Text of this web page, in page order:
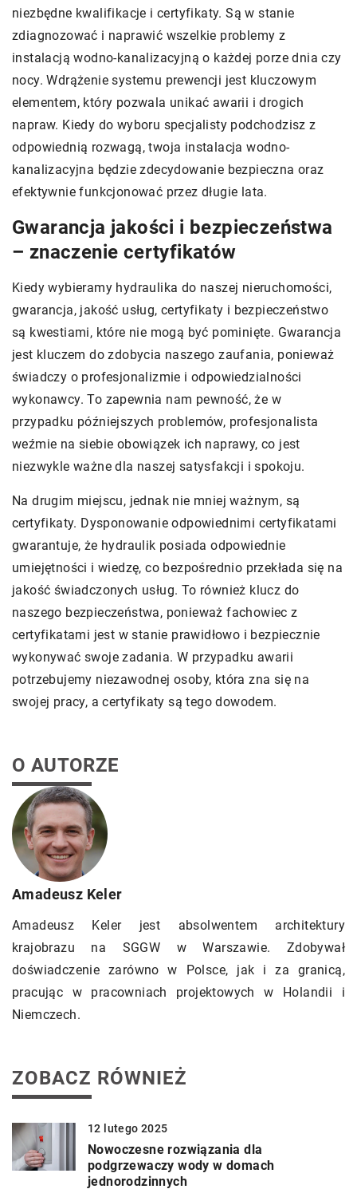
niezbędne kwalifikacje i certyfikaty. Są w stanie
zdiagnozować i naprawić wszelkie problemy z
instalacją wodno-kanalizacyjną o każdej porze dnia czy
nocy. Wdrążenie systemu prewencji jest kluczowym
elementem, który pozwala unikać awarii i drogich
napraw. Kiedy do wyboru specjalisty podchodzisz z
odpowiednią rozwagą, twoja instalacja wodno-
kanalizacyjna będzie zdecydowanie bezpieczna oraz
efektywnie funkcjonować przez długie lata.
Gwarancja jakości i bezpieczeństwa
– znaczenie certyfikatów
Kiedy wybieramy hydraulika do naszej nieruchomości,
gwarancja, jakość usług, certyfikaty i bezpieczeństwo
są kwestiami, które nie mogą być pominięte. Gwarancja
jest kluczem do zdobycia naszego zaufania, ponieważ
świadczy o profesjonalizmie i odpowiedzialności
wykonawcy. To zapewnia nam pewność, że w
przypadku późniejszych problemów, profesjonalista
weźmie na siebie obowiązek ich naprawy, co jest
niezwykle ważne dla naszej satysfakcji i spokoju.
Na drugim miejscu, jednak nie mniej ważnym, są
certyfikaty. Dysponowanie odpowiednimi certyfikatami
gwarantuje, że hydraulik posiada odpowiednie
umiejętności i wiedzę, co bezpośrednio przekłada się na
jakość świadczonych usług. To również klucz do
naszego bezpieczeństwa, ponieważ fachowiec z
certyfikatami jest w stanie prawidłowo i bezpiecznie
wykonywać swoje zadania. W przypadku awarii
potrzebujemy niezawodnej osoby, która zna się na
swojej pracy, a certyfikaty są tego dowodem.
O AUTORZE
Amadeusz Keler
Amadeusz Keler jest absolwentem architektury
krajobrazu na SGGW w Warszawie. Zdobywał
doświadczenie zarówno w Polsce, jak i za granicą,
pracując w pracowniach projektowych w Holandii i
Niemczech.
ZOBACZ RÓWNIEŻ
12 lutego 2025
Nowoczesne rozwiązania dla
podgrzewaczy wody w domach
jednorodzinnych